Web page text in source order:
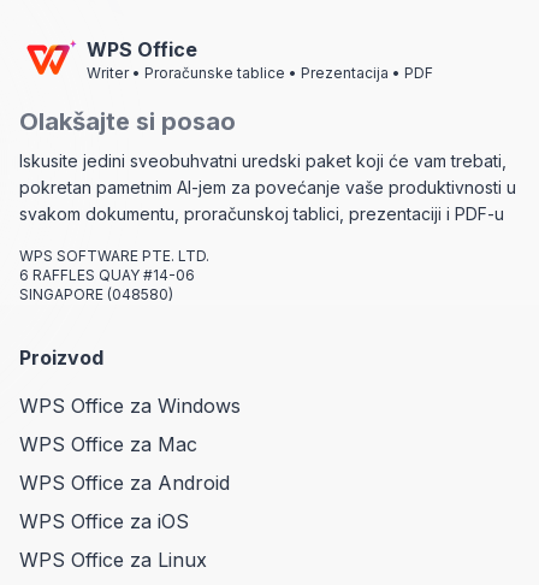
WPS Office
Writer • Proračunske tablice • Prezentacija • PDF
Olakšajte si posao
Iskusite jedini sveobuhvatni uredski paket koji će vam trebati,
pokretan pametnim AI-jem za povećanje vaše produktivnosti u
svakom dokumentu, proračunskoj tablici, prezentaciji i PDF-u
WPS SOFTWARE PTE. LTD.
6 RAFFLES QUAY #14-06
SINGAPORE (048580)
Proizvod
WPS Office za Windows
WPS Office za Mac
WPS Office za Android
WPS Office za iOS
WPS Office za Linux